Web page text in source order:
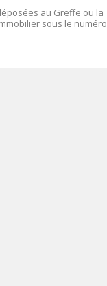
au Greffe ou la
sous le numéro